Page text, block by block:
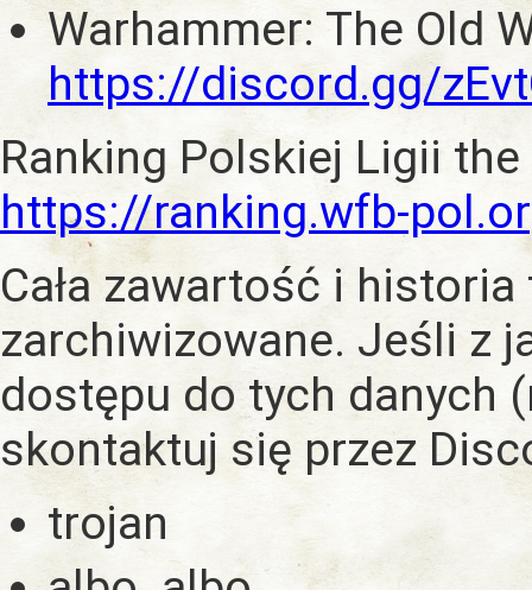
Warhammer: The Old
https://discord.gg/
Ranking Polskiej Ligii
https://ranking.wfb-
Cała zawartość i historia
zarchiwizowane. Jeśli z
dostępu do tych danych
skontaktuj się przez
trojan